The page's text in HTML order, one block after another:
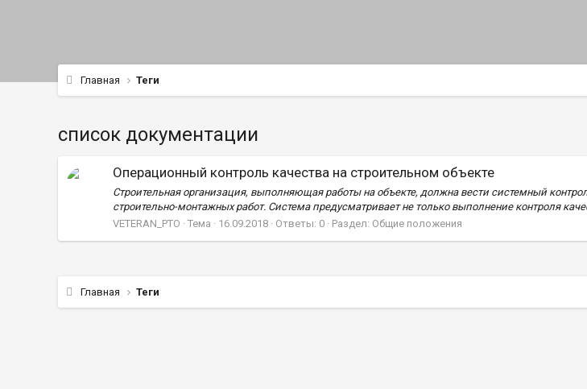
Главная Теги
список документации
Операционный контроль качества на строительном объекте
Строительная организация, выполняющая работы на объекте, должна вести системный
строительно-монтажных работ. Система предусматривает не только выполнение контроля
VETERAN_PTO
Тема 16.09.2018 Ответы: 0 Раздел: Общие положения
Главная Теги